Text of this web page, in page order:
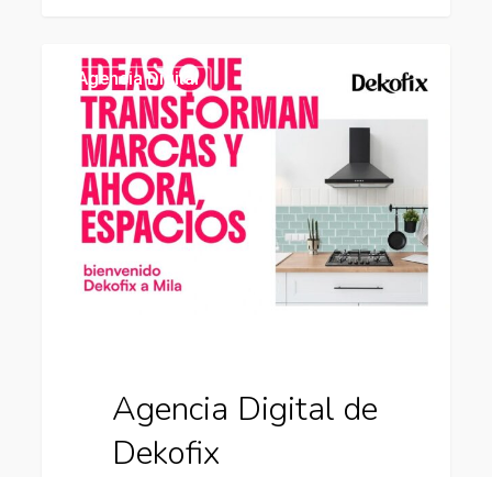
Agencia
Digital
Dekofix
Agencia Digital
Agencia Digital de
Dekofix